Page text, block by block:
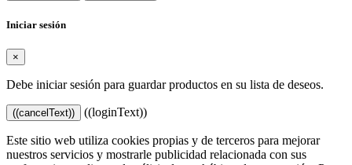
Iniciar sesión
×
Debe iniciar sesión para guardar productos en su lista de deseos.
((cancelText)) ((loginText))
Este sitio web utiliza cookies propias y de terceros para mejorar
nuestros servicios y mostrarle publicidad relacionada con sus